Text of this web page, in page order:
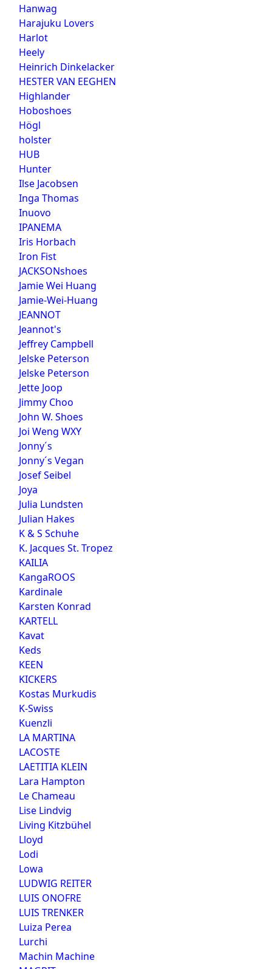
Hanwag
Harajuku Lovers
Harlot
Heely
Heinrich Dinkelacker
HESTER VAN EEGHEN
Highlander
Hoboshoes
Högl
holster
HUB
Hunter
Ilse Jacobsen
Inga Thomas
Inuovo
IPANEMA
Iris Horbach
Iron Fist
JACKSONshoes
Jamie Wei Huang
Jamie-Wei-Huang
JEANNOT
Jeannot's
Jeffrey Campbell
Jelske Peterson
Jelske Peterson
Jette Joop
Jimmy Choo
John W. Shoes
Joi Weng WXY
Jonny´s
Jonny´s Vegan
Josef Seibel
Joya
Julia Lundsten
Julian Hakes
K & S Schuhe
K. Jacques St. Tropez
KAILIA
KangaROOS
Kardinale
Karsten Konrad
KARTELL
Kavat
Keds
KEEN
KICKERS
Kostas Murkudis
K-Swiss
Kuenzli
LA MARTINA
LACOSTE
LAETITIA KLEIN
Lara Hampton
Le Chameau
Lise Lindvig
Living Kitzbühel
Lloyd
Lodi
Lowa
LUDWIG REITER
LUIS ONOFRE
LUIS TRENKER
Luiza Perea
Lurchi
Machin Machine